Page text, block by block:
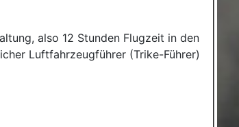
also 12 Stunden Flugzeit in den
Luftfahrzeugführer (Trike-Führer)